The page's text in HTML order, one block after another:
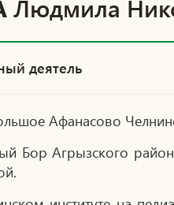
Людмила
деятель
Афанасово
Бор Агрызского